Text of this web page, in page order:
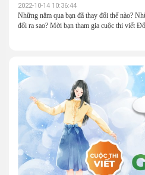
2022-10-14 10:36:44
Những năm qua bạn đã thay đổi thế nào?
đổi ra sao? Mời bạn tham gia cuộc thi viết